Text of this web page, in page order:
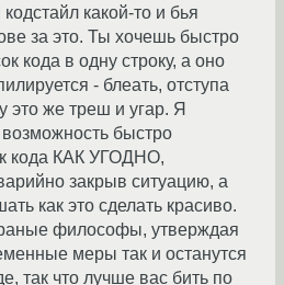
какой-то и бья
за это. Ты хочешь быстро
кода в одну строку, а оно
- блеать, отступа
это же треш и угар. Я
быстро
кода КАК УГОДНО,
закрыв ситуацию, а
как это сделать красиво.
философы, утверждая
меры так и останутся
так что лучше вас бить по